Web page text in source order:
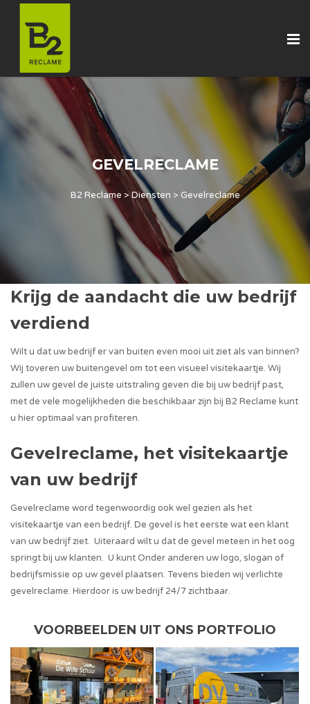
GEVELRECLAME
B2 Reclame >Diensten > Gevelreclame
Krijg de aandacht die uw bedrijf
verdiend
Wilt u dat uw bedrijf er van buiten even mooi uit ziet als van binnen?
Wij toveren uw buitengevel om tot een visueel visitekaartje. Wij
zullen uw gevel de juiste uitstraling geven die bij uw bedrijf past,
met de vele mogelijkheden die beschikbaar zijn bij B2 Reclame kunt
u hier optimaal van profiteren.
Gevelreclame, het visitekaartje
van uw bedrijf
Gevelreclame word tegenwoordig ook wel gezien als het
visitekaartje van een bedrijf. De gevel is het eerste wat een klant
van uw bedrijf ziet. Uiteraard wilt u dat de gevel meteen in het oog
springt bij uw klanten. U kunt Onder anderen uw logo, slogan of
bedrijfsmissie op uw gevel plaatsen. Tevens bieden wij verlichte
gevelreclame. Hierdoor is uw bedrijf 24/7 zichtbaar.
VOORBEELDEN UIT ONS PORTFOLIO